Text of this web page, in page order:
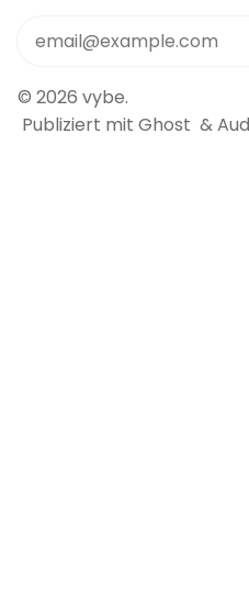
© 2026 vybe.
Publiziert mit Ghost &